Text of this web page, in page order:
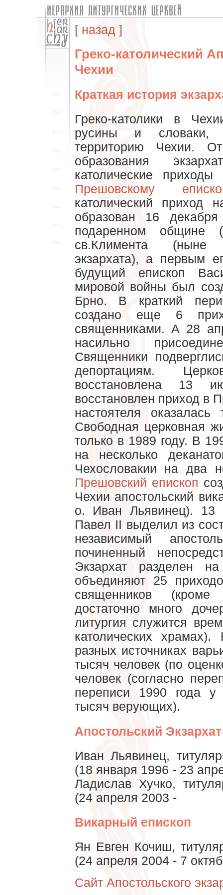
[ назад ]
Греко-католический
Чехии
Краткая история
Греко-католики в
русины и словаки,
территорию Чехии.
образования
католические
Прешовскому
католический приход
образован 16
подаренном общине
св.Климента
экзархата), а первым
будущий епископ
мировой войны был
Брно. В краткий
создано еще 6
священниками. А 28
насильно
Священники
депортациям.
восстановлена 13
восстановлен приход в
настоятеля
Свободная церковная
только в 1989 году. В
на несколько
Чехословакии на два
Прешовский епископ
Чехии апостольский
о. Иван Льявинец). 13
Павел II выделил из
независимый
починенный
Экзархат разделен
объединяют 25
священников
достаточно много
литургия служится
католических
разных источниках
тысяч человек (по
человек (согласно
переписи 1990 года у
тысяч верующих).
Апостольский
Иван Льявинец,
(18 января 1996 - 23
Ладислав Хучко,
(24 апреля 2003 -
Викарный епископ
Ян Евген Кочиш,
(24 апреля 2004 - 7
Сайт Апостольского